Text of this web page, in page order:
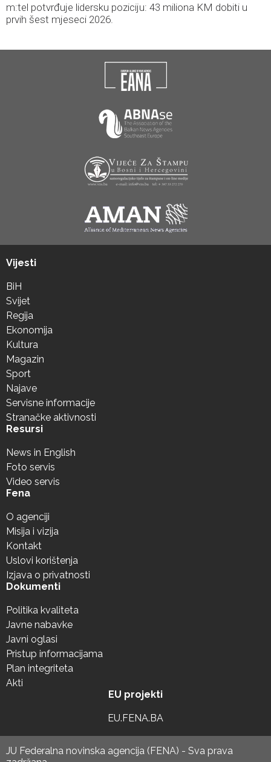
m:tel potvrđuje lidersku poziciju: 43 miliona KM dobiti u
prvih šest mjeseci 2026.
Vijesti
BiH
Svijet
Regija
Ekonomija
Kultura
Magazin
Sport
Najave
Servisne informacije
Stranačke aktivnosti
Resursi
News in English
Foto servis
Video servis
Fena
O agenciji
Misija i vizija
Kontakt
Uslovi korištenja
Izjava o privatnosti
Dokumenti
Politika kvaliteta
Javne nabavke
Javni oglasi
Pristup informacijama
Plan integriteta
Akti
EU projekti
EU.FENA.BA
JU Federalna novinska agencija (FENA) - Sva prava